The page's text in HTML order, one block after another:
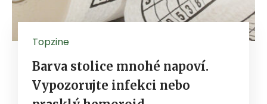
Topzine
Barva stolice mnohé napoví.
Vypozorujte infekci nebo